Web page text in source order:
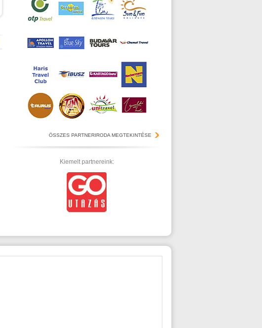
ÖSSZES PARTNERIRODA MEGTEKINTÉSE
Kiemelt partnereink: